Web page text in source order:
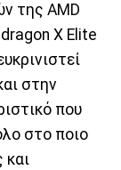
της AMD
X Elite
στην
που
στο ποιο
και